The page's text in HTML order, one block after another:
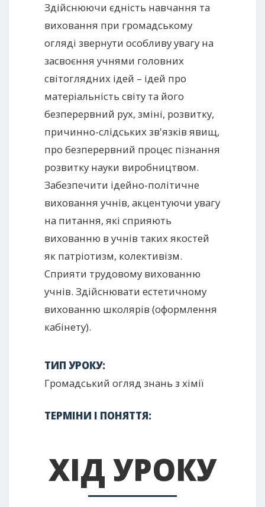
Здійснюючи єдність навчання та
виховання при громадському
огляді звернути особливу увагу на
засвоєння учнями головних
світоглядних ідей – ідей про
матеріальність світу та його
безперервний рух, зміні, розвитку,
причинно-слідських зв'язків явищ,
про безперервний процес пізнання
розвитку науки виробництвом.
Забезпечити ідейно-політичне
виховання учнів, акцентуючи увагу
на питання, які сприяють
вихованню в учнів таких якостей
як патріотизм, колективізм.
Сприяти трудовому вихованню
учнів. Здійснювати естетичному
вихованню школярів (оформлення
кабінету).
ТИП УРОКУ:
Громадський огляд знань з хімії
ТЕРМІНИ І ПОНЯТТЯ:
ХІД УРОКУ